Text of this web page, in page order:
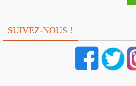
SUIVEZ-NOUS !